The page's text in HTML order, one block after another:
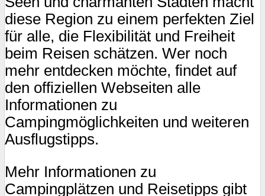
diese Region zu einem perfekten Ziel
für alle, die Flexibilität und Freiheit
beim Reisen schätzen. Wer noch
mehr entdecken möchte, findet auf
den offiziellen Webseiten alle
Informationen zu
Campingmöglichkeiten und weiteren
Ausflugstipps.
Mehr Informationen zu
Campingplätzen und Reisetipps gibt